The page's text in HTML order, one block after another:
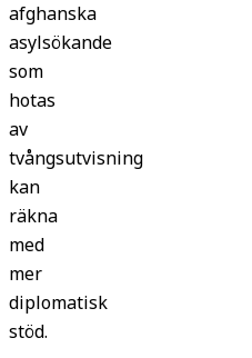
afghanska
asylsökande
som
hotas
av
tvångsutvisning
kan
räkna
med
mer
diplomatisk
stöd.